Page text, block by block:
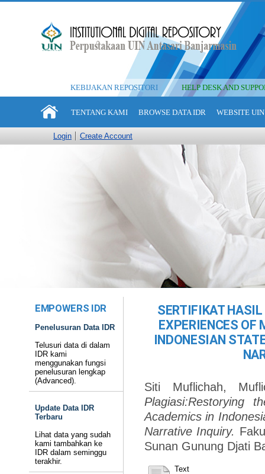
KEBIJAKAN REPOSITORI HELP DESK AND
TENTANG KAMI BROWSE DATA IDR WEBSITE
Login Create Account
EMPOWERS IDR
Penelusuran Data IDR
Telusuri data di dalam
IDR kami
menggunakan fungsi
penelusuran lengkap
(Advanced).
Update Data IDR
Terbaru
Lihat data yang sudah
kami tambahkan ke
IDR dalam seminggu
terakhir.
SERTIFIKAT
EXPERIENCES OF
INDONESIAN
Siti Muflichah,
Plagiasi:Restorying
Academics in
Narrative Inquiry.
Sunan Gunung Djati
Text